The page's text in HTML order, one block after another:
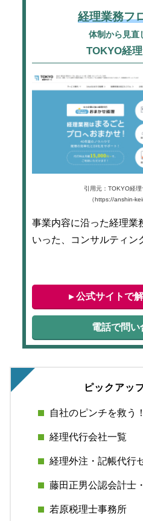
経理業務フ
体制から見直
TOKYO経
引用元：TOKYO経
（https://anshin-
事業内容に沿った経理業
いった、コンサルティン
▸ 公式サイトで
電話で問い
ピックアッ
自社のピンチを救う
経理代行会社一覧
経理外注・記帳代行
藤田正男公認会計士
若原税理士事務所